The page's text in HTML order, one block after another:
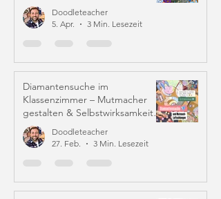
Doodleteacher
5. Apr.
3 Min. Lesezeit
Diamantensuche im
Klassenzimmer – Mutmacher
gestalten & Selbstwirksamkeit
stärken Doodleteacher
27. Feb.
3 Min. Lesezeit